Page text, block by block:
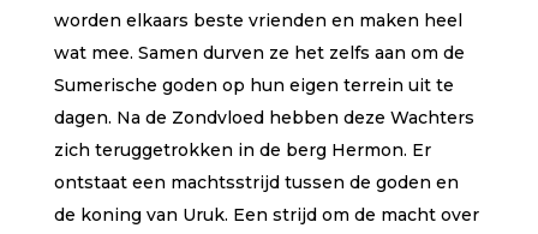
worden elkaars beste vrienden en maken heel
wat mee. Samen durven ze het zelfs aan om de
Sumerische goden op hun eigen terrein uit te
dagen. Na de Zondvloed hebben deze Wachters
zich teruggetrokken in de berg Hermon. Er
ontstaat een machtsstrijd tussen de goden en
de koning van Uruk. Een strijd om de macht over